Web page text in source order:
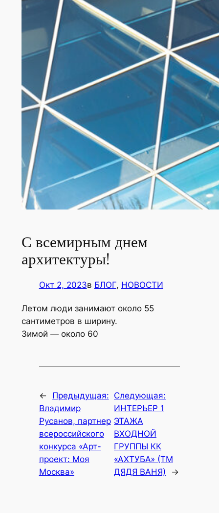
С всемирным днем
архитектуры!
Окт 2, 2023в БЛОГ, НОВОСТИ
Летом люди занимают около 55
сантиметров в ширину.
Зимой — около 60
←
Предыдущая:
Владимир
Русанов, партнер
всероссийского
конкурса «Арт-
проект: Моя
Москва»
Следующая:
ИНТЕРЬЕР 1
ЭТАЖА
ВХОДНОЙ
ГРУППЫ КК
«АХТУБА» (ТМ
ДЯДЯ ВАНЯ)
→